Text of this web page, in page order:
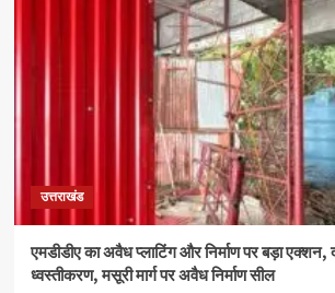
उत्तराखंड
एमडीडीए का अवैध प्लाटिंग और निर्माण पर बड़ा एक्शन,
ध्वस्तीकरण, मसूरी मार्ग पर अवैध निर्माण सील